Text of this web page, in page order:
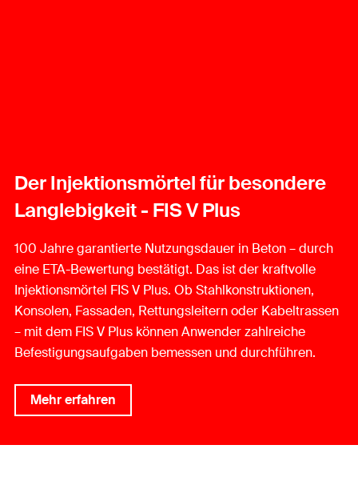
Der Injektionsmörtel für besondere
Langlebigkeit - FIS V Plus
100 Jahre garantierte Nutzungsdauer in Beton – durch
eine ETA-Bewertung bestätigt. Das ist der kraftvolle
Injektionsmörtel FIS V Plus. Ob Stahlkonstruktionen,
Konsolen, Fassaden, Rettungsleitern oder Kabeltrassen
– mit dem FIS V Plus können Anwender zahlreiche
Befestigungsaufgaben bemessen und durchführen.
Mehr erfahren